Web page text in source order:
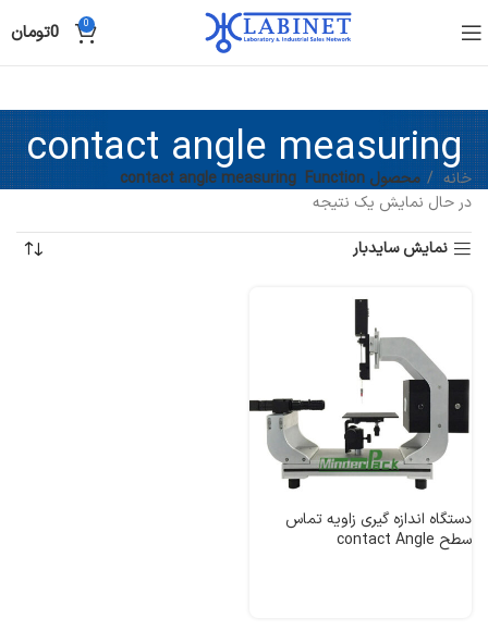
0
0تومان
contact angle measuring
خانه محصول Function
contact angle measuring
در حال نمایش یک نتیجه
نمایش سایدبار
دستگاه اندازه گیری زاویه تماس
سطح contact Angle